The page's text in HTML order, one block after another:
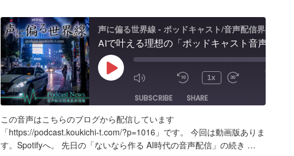
効
果
と
機
能
紹
介"
の
ド
キ
ャ
ス
ト
＆
配
信
者
向
け
ッ
ク
ス
の
効
果
は？
Tascam
DR-
07X&TroyStudio
声に偏る世界線 - ポッドキャスト/音声配信界隈
Play
1x
00:00
/
SUBSCRIBE
SHARE
Amazon Apple Podcasts
RSS
Spotify
SHARE
この音声はこちらのブログから配信しています
「https://podcast.koukichi-t.com/?p=1016」です。 今回は動画版ありま
す。Spotifyへ。 先日の「ないなら作る AI時代の音声配信」の続き …